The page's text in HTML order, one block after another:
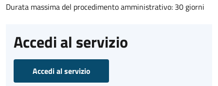
Durata massima del procedimento amministrativo: 30 giorni
Accedi al servizio
Accedi al servizio